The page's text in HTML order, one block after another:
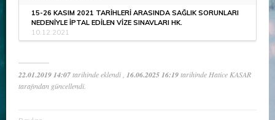
15-26 KASIM 2021 TARİHLERİ ARASINDA SAĞLIK SORUNLARI
NEDENİYLE İPTAL EDİLEN VİZE SINAVLARI HK.
10.12.2021
22.01.2019 14:07tarihinde eklendi , 16.06.2025 16:19tarihinde Hatice KASAR
tarafından güncellendi.